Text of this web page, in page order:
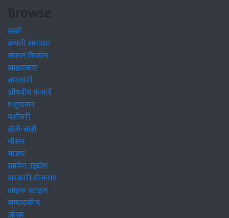
Browse
खबरें
कंपनी समाचार
सफल किसान
साक्षात्कार
बागवानी
औषधीय फसलें
पशुपालन
मशीनरी
खेती-बाड़ी
मौसम
बाजार
ग्रामीण उद्द्योग
सरकारी योजनाएं
लाइफ स्टाइल
सम्पादकीय
जॉब्स